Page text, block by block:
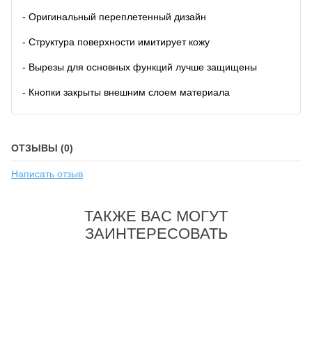
- Оригинальный переплетенный дизайн
- Структура поверхности имитирует кожу
- Вырезы для основных функций лучше защищены
- Кнопки закрыты внешним слоем материала
ОТЗЫВЫ (0)
Написать отзыв
ТАКЖЕ ВАС МОГУТ
ЗАИНТЕРЕСОВАТЬ